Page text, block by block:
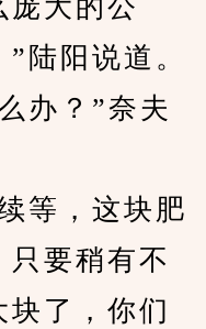
庞大的公
陆阳说道。
？”奈夫
，这块肥
只要稍有不
了，你们